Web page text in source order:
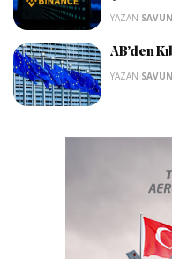
YAZAN
AB’den
YAZAN